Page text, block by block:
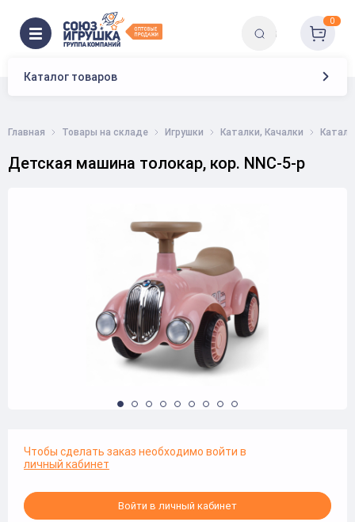
Каталог товаров
0
Главная Товары на складе Игрушки Каталки, Качалки
Детская машина толокар, кор. NNC-5-р
Чтобы сделать заказ необходимо войти в
личный кабинет
Войти в личный кабинет